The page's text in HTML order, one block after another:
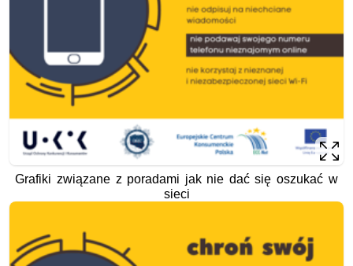
Grafiki związane z poradami jak nie dać się oszukać w
sieci